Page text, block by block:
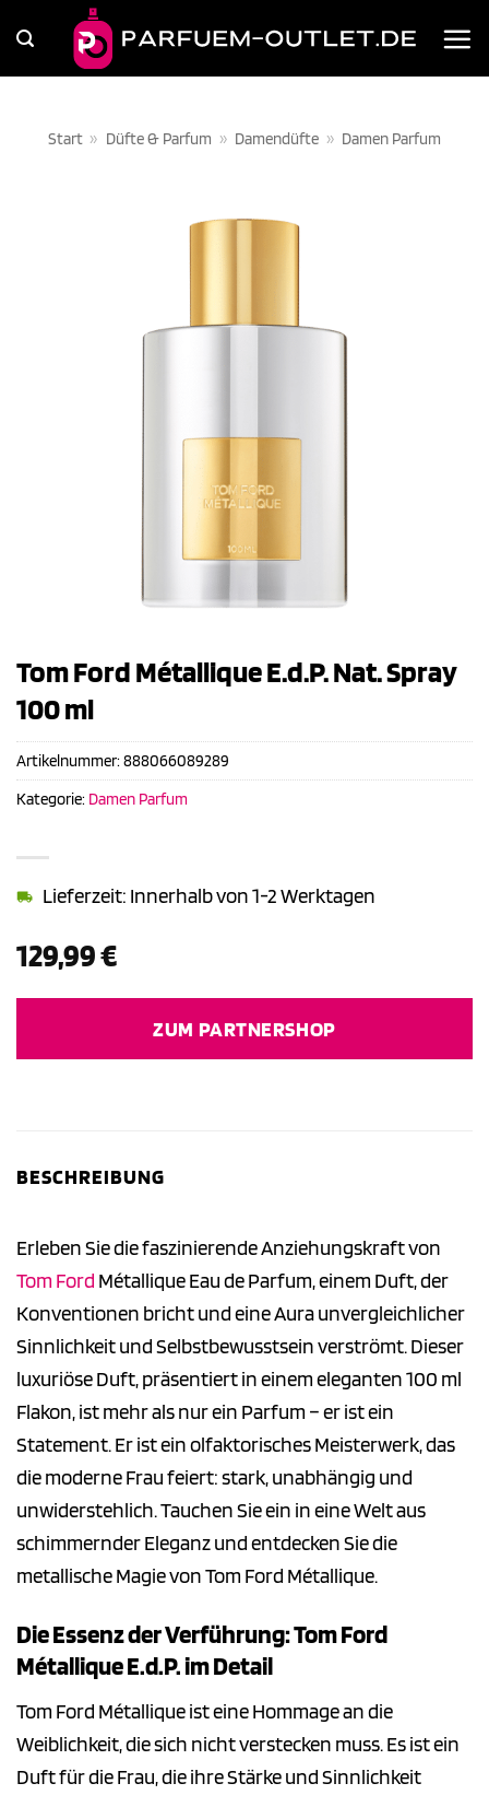
Inhalt
springen
Start » Düfte & Parfum » Damendüfte » Damen Parfum
Tom Ford Métallique E.d.P. Nat. Spray
100 ml
129,99€
Lieferzeit: Innerhalb von 1-2 Werktagen
ZUM PARTNERSHOP
Artikelnummer: 888066089289
Kategorie: Damen Parfum
BESCHREIBUNG
Erleben Sie die faszinierende Anziehungskraft von
Tom Ford Métallique Eau de Parfum, einem Duft, der
Konventionen bricht und eine Aura unvergleichlicher
Sinnlichkeit und Selbstbewusstsein verströmt. Dieser
luxuriöse Duft, präsentiert in einem eleganten 100 ml
Flakon, ist mehr als nur ein Parfum – er ist ein
Statement. Er ist ein olfaktorisches Meisterwerk, das
die moderne Frau feiert: stark, unabhängig und
unwiderstehlich. Tauchen Sie ein in eine Welt aus
schimmernder Eleganz und entdecken Sie die
metallische Magie von Tom Ford Métallique.
Die Essenz der Verführung: Tom Ford
Métallique E.d.P. im Detail
Tom Ford Métallique ist eine Hommage an die
Weiblichkeit, die sich nicht verstecken muss. Es ist ein
Duft für die Frau, die ihre Stärke und Sinnlichkeit